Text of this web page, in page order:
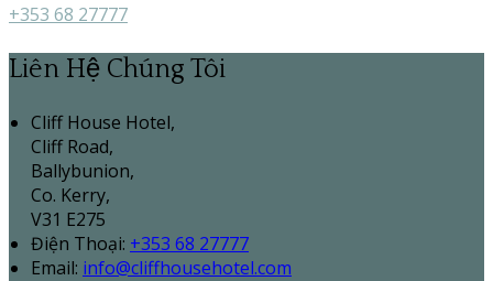
+353 68 27777
Liên Hệ Chúng Tôi
Cliff House Hotel,
Cliff Road,
Ballybunion,
Co. Kerry,
V31 E275
Điện Thoại: +353 68 27777
Email: info@cliffhousehotel.com